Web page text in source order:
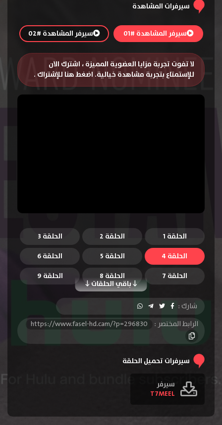
سيرفرات المشاهدة
سيرفر المشاهدة #01 سيرفر المشاهدة #02
لا تفوت تجربة مزايا العضوية المميزة ، اشترك الان
للإستمتاع بتجربة مشاهدة خيالية. اضغط هنا للإشتراك .
الحلقة 1 الحلقة 2
الحلقة 3
الحلقة 4
الحلقة 5 الحلقة 6
باقي الحلقات
الحلقة 7 الحلقة 8
الحلقة 9
الحلقة 10
شارك :
الرابط المختصر :
https://www.fasel-hd.cam/?p=296830
سيرفرات تحميل الحلقة
سيرفر
T7MEEL